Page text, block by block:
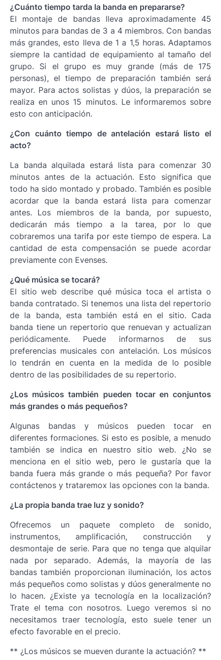
¿Cuánto tiempo tarda la banda en prepararse?
El montaje de bandas lleva aproximadamente 45
minutos para bandas de 3 a 4 miembros. Con bandas
más grandes, esto lleva de 1 a 1,5 horas. Adaptamos
siempre la cantidad de equipamiento al tamaño del
grupo. Si el grupo es muy grande (más de 175
personas), el tiempo de preparación también será
mayor. Para actos solistas y dúos, la preparación se
realiza en unos 15 minutos. Le informaremos sobre
esto con anticipación.
¿Con cuánto tiempo de antelación estará listo el
acto?
La banda alquilada estará lista para comenzar 30
minutos antes de la actuación. Esto significa que
todo ha sido montado y probado. También es posible
acordar que la banda estará lista para comenzar
antes. Los miembros de la banda, por supuesto,
dedicarán más tiempo a la tarea, por lo que
cobraremos una tarifa por este tiempo de espera. La
cantidad de esta compensación se puede acordar
previamente con Evenses.
¿Qué música se tocará?
El sitio web describe qué música toca el artista o
banda contratado. Si tenemos una lista del repertorio
de la banda, esta también está en el sitio. Cada
banda tiene un repertorio que renuevan y actualizan
periódicamente. Puede informarnos de sus
preferencias musicales con antelación. Los músicos
lo tendrán en cuenta en la medida de lo posible
dentro de las posibilidades de su repertorio.
¿Los músicos también pueden tocar en conjuntos
más grandes o más pequeños?
Algunas bandas y músicos pueden tocar en
diferentes formaciones. Si esto es posible, a menudo
también se indica en nuestro sitio web. ¿No se
menciona en el sitio web, pero le gustaría que la
banda fuera más grande o más pequeña? Por favor
contáctenos y trataremox las opciones con la banda.
¿La propia banda trae luz y sonido?
Ofrecemos un paquete completo de sonido,
instrumentos, amplificación, construcción y
desmontaje de serie. Para que no tenga que alquilar
nada por separado. Además, la mayoría de las
bandas también proporcionan iluminación, los actos
más pequeños como solistas y dúos generalmente no
lo hacen. ¿Existe ya tecnología en la localización?
Trate el tema con nosotros. Luego veremos si no
necesitamos traer tecnología, esto suele tener un
efecto favorable en el precio.
** ¿Los músicos se mueven durante la actuación? **